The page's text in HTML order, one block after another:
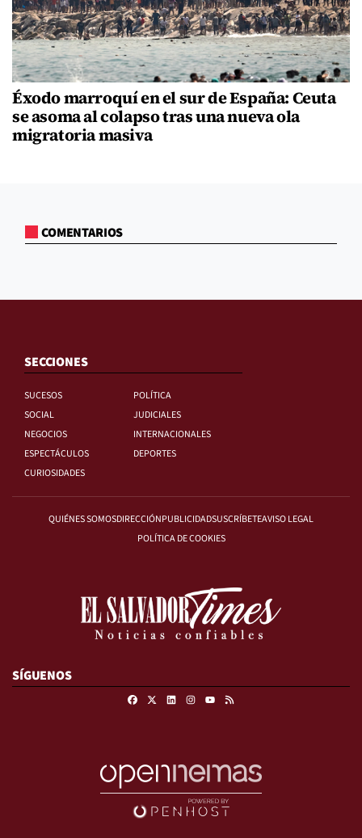
Éxodo marroquí en el sur de España: Ceuta
se asoma al colapso tras una nueva ola
migratoria masiva
COMENTARIOS
SECCIONES
SUCESOS
POLÍTICA
SOCIAL
JUDICIALES
NEGOCIOS
INTERNACIONALES
ESPECTÁCULOS
DEPORTES
CURIOSIDADES
QUIÉNES SOMOSDIRECCIÓNPUBLICIDADSUSCRÍBETEAVISO LEGAL
POLÍTICA DE COOKIES
SÍGUENOS
FacebookLinkedinInstagram